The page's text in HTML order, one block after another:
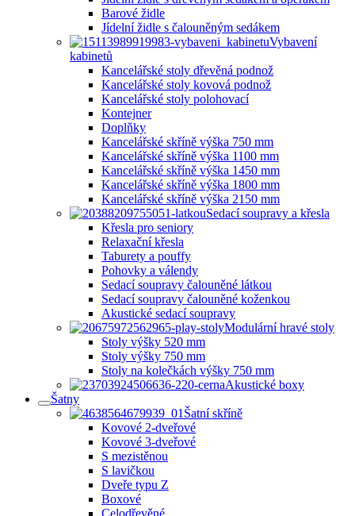
Barové židle
Jídelní židle s čalouněným sedákem
Vybavení
kabinetů
Kancelářské stoly dřevěná podnož
Kancelářské stoly kovová podnož
Kancelářské stoly polohovací
Kontejner
Doplňky
Kancelářské skříně výška 750 mm
Kancelářské skříně výška 1100 mm
Kancelářské skříně výška 1450 mm
Kancelářské skříně výška 1800 mm
Kancelářské skříně výška 2150 mm
Sedací soupravy a křesla
Křesla pro seniory
Relaxační křesla
Taburety a pouffy
Pohovky a válendy
Sedací soupravy čalouněné látkou
Sedací soupravy čalouněné koženkou
Akustické sedací soupravy
Modulární hravé stoly
Stoly výšky 520 mm
Stoly výšky 750 mm
Stoly na kolečkách výšky 750 mm
Akustické boxy
Šatny
Šatní skříně
Kovové 2-dveřové
Kovové 3-dveřové
S mezistěnou
S lavičkou
Dveře typu Z
Boxové
Celodřevěné